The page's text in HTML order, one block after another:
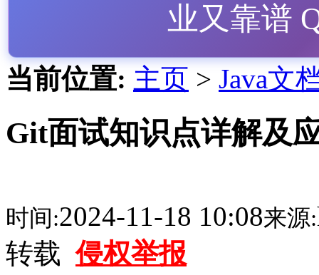
业又靠谱
当前位置: 主页 > Java文
Git面试知识点详解及
时间:2024-11-18 10:08来源:
转载侵权举报